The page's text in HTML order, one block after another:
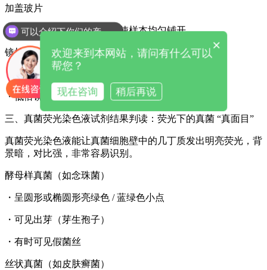
加盖玻片
・避免产生气泡，轻轻压片使样本均匀铺开
镜检
・使用荧光显微镜，激发波长一般为 365nm 或 405nm
・低倍镜（10×）扫描，高倍镜（40×）确认
三、 真菌荧光染色液试剂 结果判读：荧光下的真菌 “真面目”
真菌荧光染色液能让真菌细胞壁中的几丁质发出明亮荧光，背
景暗，对比强，非常容易识别。
酵母样真菌（如念珠菌）
・呈圆形或椭圆形亮绿色 / 蓝绿色小点
・可见出芽（芽生孢子）
・有时可见假菌丝
丝状真菌（如皮肤癣菌）
可以介绍下你们的产品么
×
欢迎来到本网站，请问有什么可以
帮您？
现在咨询 稍后再说